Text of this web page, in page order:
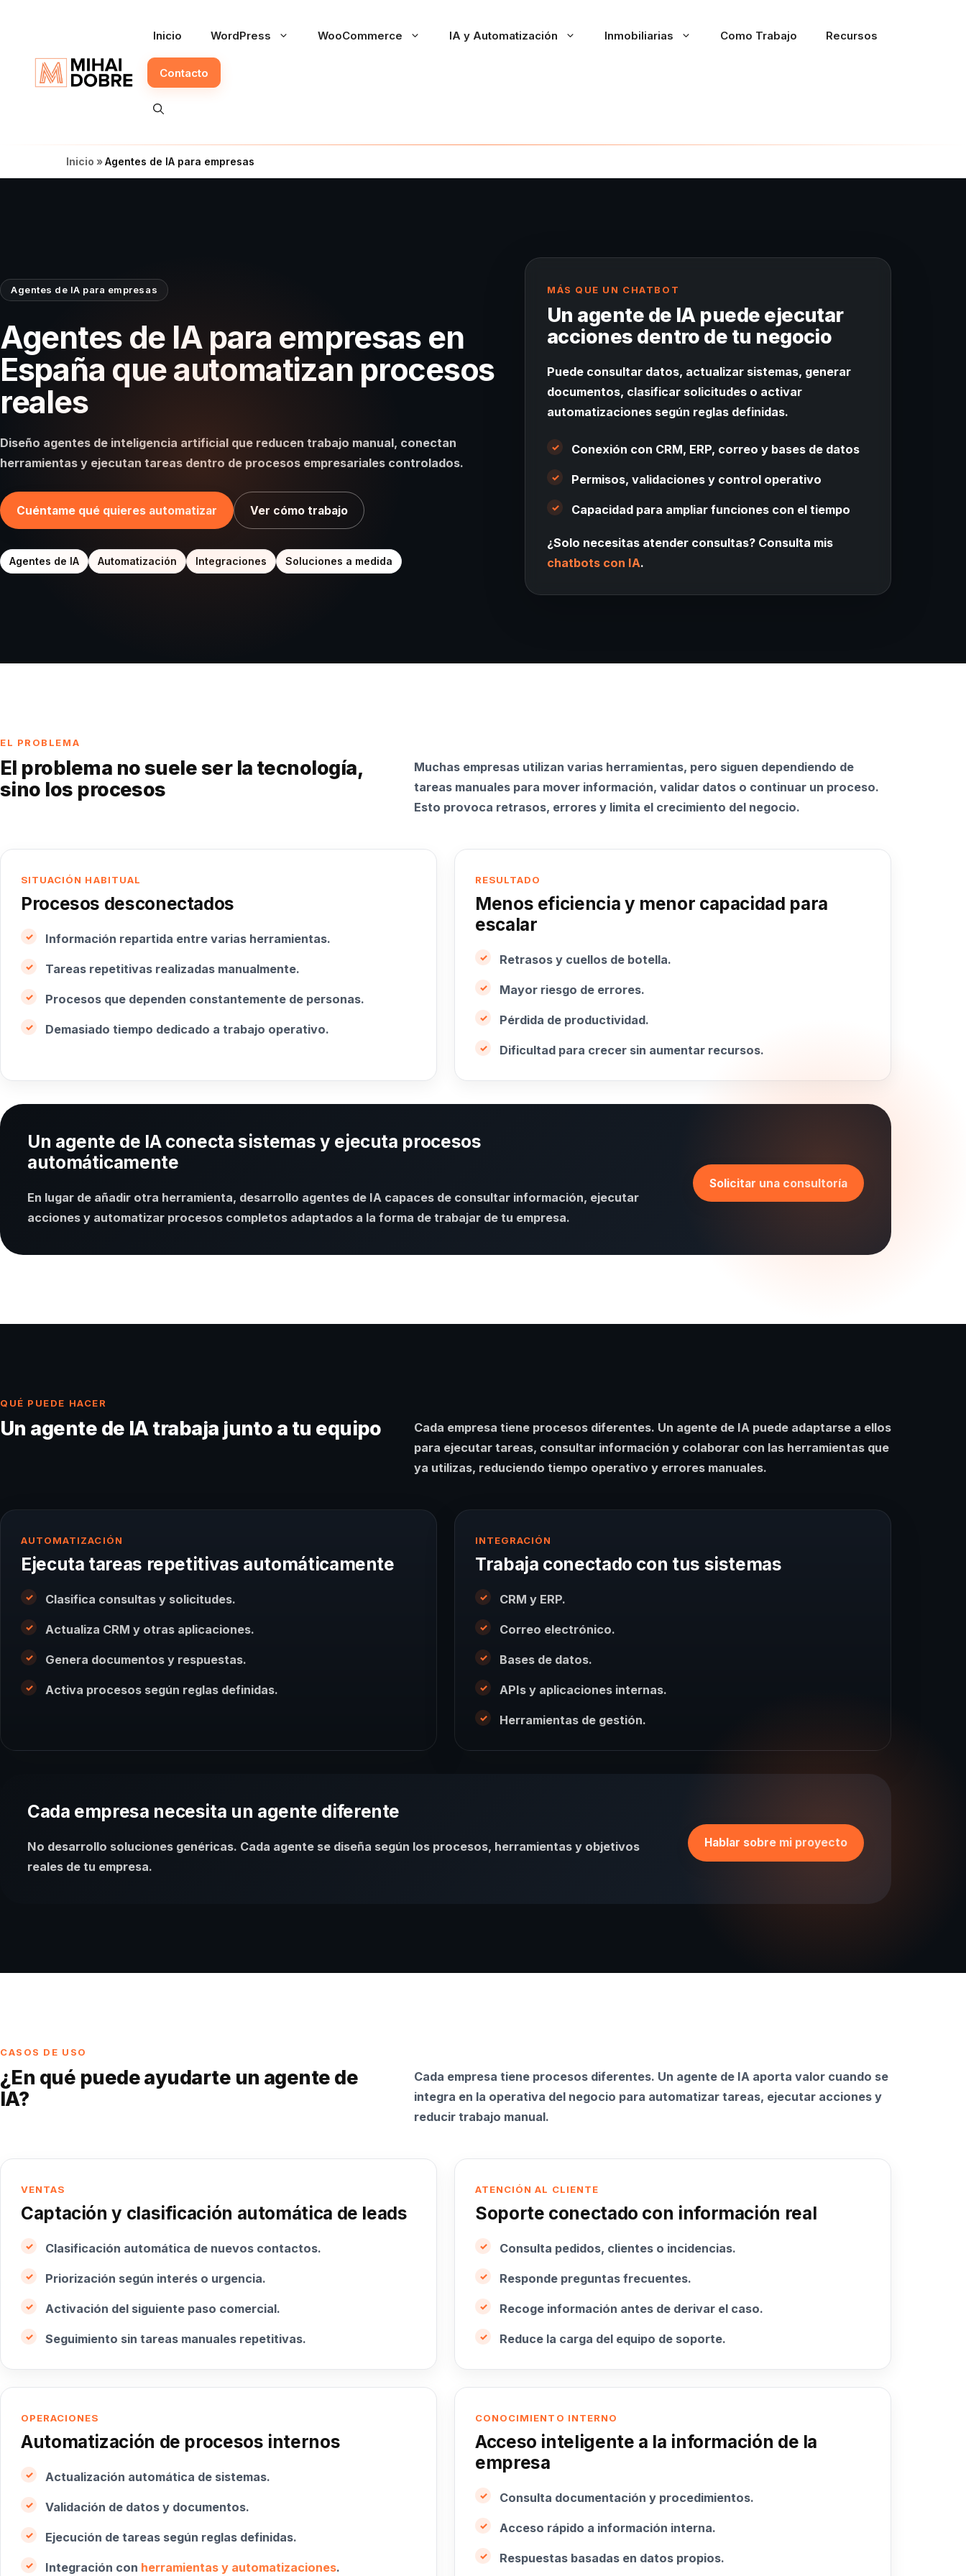
Inicio WordPress WooCommerce IA y Automatización Inmobiliarias Como Trabajo Recursos
Contacto
Inicio »Agentes de IA para empresas
Agentes de IA para empresas
Agentes de IA para empresas en
España que automatizan procesos
reales
Diseño agentes de inteligencia artificial que reducen trabajo manual, conectan
herramientas y ejecutan tareas dentro de procesos empresariales controlados.
Cuéntame qué quieres automatizar Ver cómo trabajo
Agentes de IA Automatización Integraciones Soluciones a medida
MÁS QUE UN CHATBOT
Un agente de IA puede ejecutar
acciones dentro de tu negocio
Puede consultar datos, actualizar sistemas, generar
documentos, clasificar solicitudes o activar
automatizaciones según reglas definidas.
Conexión con CRM, ERP, correo y bases de datos
Permisos, validaciones y control operativo
Capacidad para ampliar funciones con el tiempo
¿Solo necesitas atender consultas? Consulta mis
chatbots con IA.
EL PROBLEMA
El problema no suele ser la tecnología,
sino los procesos
Muchas empresas utilizan varias herramientas, pero siguen dependiendo de
tareas manuales para mover información, validar datos o continuar un proceso.
Esto provoca retrasos, errores y limita el crecimiento del negocio.
SITUACIÓN HABITUAL
Procesos desconectados
Información repartida entre varias herramientas.
Tareas repetitivas realizadas manualmente.
Procesos que dependen constantemente de personas.
Demasiado tiempo dedicado a trabajo operativo.
RESULTADO
Menos eficiencia y menor capacidad para
escalar
Retrasos y cuellos de botella.
Mayor riesgo de errores.
Pérdida de productividad.
Dificultad para crecer sin aumentar recursos.
Un agente de IA conecta sistemas y ejecuta procesos
automáticamente
En lugar de añadir otra herramienta, desarrollo agentes de IA capaces de consultar información, ejecutar
acciones y automatizar procesos completos adaptados a la forma de trabajar de tu empresa.
Solicitar una consultoría
QUÉ PUEDE HACER
Un agente de IA trabaja junto a tu equipo
Cada empresa tiene procesos diferentes. Un agente de IA puede adaptarse a ellos
para ejecutar tareas, consultar información y colaborar con las herramientas que
ya utilizas, reduciendo tiempo operativo y errores manuales.
AUTOMATIZACIÓN
Ejecuta tareas repetitivas automáticamente
Clasifica consultas y solicitudes.
Actualiza CRM y otras aplicaciones.
Genera documentos y respuestas.
Activa procesos según reglas definidas.
INTEGRACIÓN
Trabaja conectado con tus sistemas
CRM y ERP.
Correo electrónico.
Bases de datos.
APIs y aplicaciones internas.
Herramientas de gestión.
Cada empresa necesita un agente diferente
No desarrollo soluciones genéricas. Cada agente se diseña según los procesos, herramientas y objetivos
reales de tu empresa.
Hablar sobre mi proyecto
CASOS DE USO
¿En qué puede ayudarte un agente de
IA?
Cada empresa tiene procesos diferentes. Un agente de IA aporta valor cuando se
integra en la operativa del negocio para automatizar tareas, ejecutar acciones y
reducir trabajo manual.
VENTAS
Captación y clasificación automática de leads
Clasificación automática de nuevos contactos.
Priorización según interés o urgencia.
Activación del siguiente paso comercial.
Seguimiento sin tareas manuales repetitivas.
ATENCIÓN AL CLIENTE
Soporte conectado con información real
Consulta pedidos, clientes o incidencias.
Responde preguntas frecuentes.
Recoge información antes de derivar el caso.
Reduce la carga del equipo de soporte.
OPERACIONES
Automatización de procesos internos
Actualización automática de sistemas.
Validación de datos y documentos.
Ejecución de tareas según reglas definidas.
Integración con herramientas y automatizaciones.
CONOCIMIENTO INTERNO
Acceso inteligente a la información de la
empresa
Consulta documentación y procedimientos.
Acceso rápido a información interna.
Respuestas basadas en datos propios.